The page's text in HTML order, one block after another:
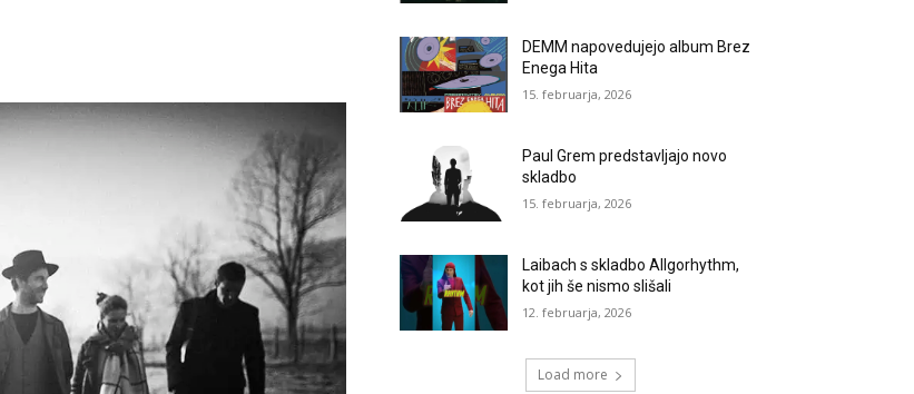
DEMM napovedujejo album Brez
Enega Hita
15. februarja, 2026
Paul Grem predstavljajo novo
skladbo
15. februarja, 2026
Laibach s skladbo Allgorhythm,
kot jih še nismo slišali
12. februarja, 2026
Load more